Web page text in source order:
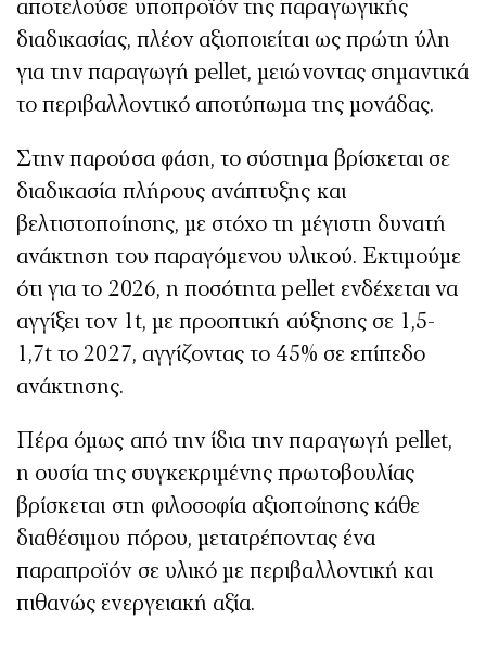
αποτελούσε υποπροϊόν της παραγωγικής
διαδικασίας, πλέον αξιοποιείται ως πρώτη ύλη
για την παραγωγή pellet, μειώνοντας σημαντικά
το περιβαλλοντικό αποτύπωμα της μονάδας.
Στην παρούσα φάση, το σύστημα βρίσκεται σε
διαδικασία πλήρους ανάπτυξης και
βελτιστοποίησης, με στόχο τη μέγιστη δυνατή
ανάκτηση του παραγόμενου υλικού. Εκτιμούμε
ότι για το 2026, η ποσότητα pellet ενδέχεται να
αγγίξει τον 1t, με προοπτική αύξησης σε 1,5-
1,7t το 2027, αγγίζοντας το 45% σε επίπεδο
ανάκτησης.
Πέρα όμως από την ίδια την παραγωγή pellet,
η ουσία της συγκεκριμένης πρωτοβουλίας
βρίσκεται στη φιλοσοφία αξιοποίησης κάθε
διαθέσιμου πόρου, μετατρέποντας ένα
παραπροϊόν σε υλικό με περιβαλλοντική και
πιθανώς ενεργειακή αξία.